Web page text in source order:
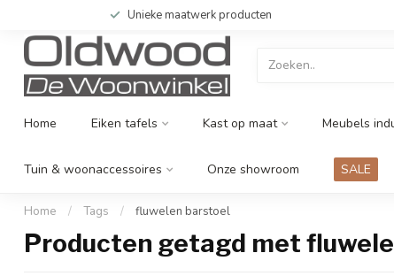
Unieke maatwerk producten
Home Eiken tafels Kast op maat Meubels
Tuin & woonaccessoires Onze showroom SALE
Home / Tags / fluwelen barstoel
Producten getagd met